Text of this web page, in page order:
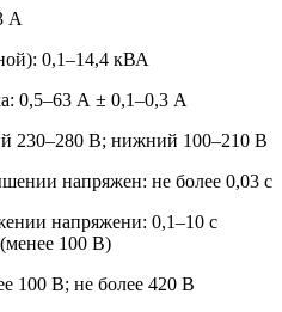
А
0,1–14,4 кВА
0,5–63 А ± 0,1–0,3 А
230–280 В; нижний 100–210 В
напряжен: не более 0,03 с
напряжени: 0,1–10 c
100 В)
100 В; не более 420 В